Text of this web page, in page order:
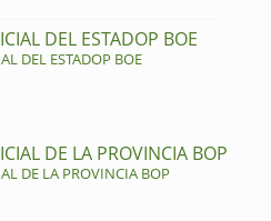
DEL ESTADOP BOE
DEL ESTADOP BOE
DE LA PROVINCIA BOP
DE LA PROVINCIA BOP